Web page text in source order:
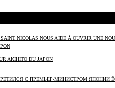
NICOLAS NOUS AIDE À OUVRIR UNE
AKIHITO DU JAPON
С ПРЕМЬЕР-МИНИСТРОМ ЯПОНИИ